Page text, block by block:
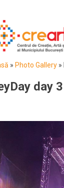
» Photo Gallery »
day 3